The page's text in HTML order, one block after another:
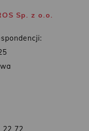
Sp. z o.o.
22 72